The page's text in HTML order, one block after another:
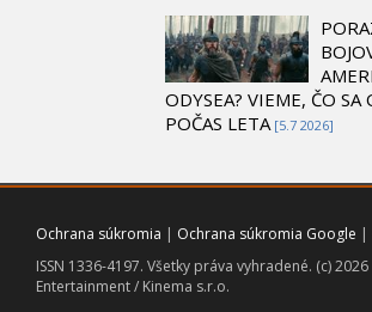
ODYSEA? VIEME, ČO
POČAS LETA [5.7 2026]
Ochrana súkromia | Ochrana súkromia Google |
ISSN 1336-4197. Všetky práva vyhradené. (c) 2026
Entertainment / Kinema s.r.o.